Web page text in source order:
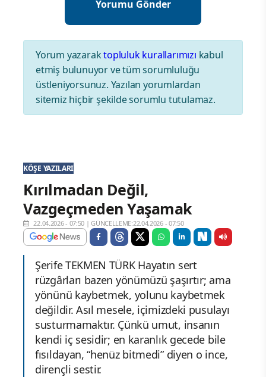
Yorum yazaraktopluluk kurallarımızı kabul
etmiş bulunuyor ve tüm sorumluluğu
üstleniyorsunuz. Yazılan yorumlardan
sitemiz hiçbir şekilde sorumlu tutulamaz.
KÖŞE YAZILARI
Kırılmadan Değil,
Vazgeçmeden Yaşamak
22.04.2026 - 07:50 |GÜNCELLEME:22.04.2026 - 07:50
Şerife TEKMEN TÜRK Hayatın sert
rüzgârları bazen yönümüzü şaşırtır; ama
yönünü kaybetmek, yolunu kaybetmek
değildir. Asıl mesele, içimizdeki pusulayı
susturmamaktır. Çünkü umut, insanın
kendi iç sesidir; en karanlık gecede bile
fısıldayan, “henüz bitmedi” diyen o ince,
dirençli sestir.